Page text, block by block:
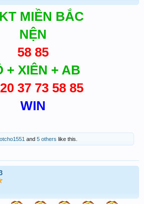
MIỀN BẮC
NỆN
58 85
+ XIÊN + AB
37 73 58 85
WIN
and 5 others like this.